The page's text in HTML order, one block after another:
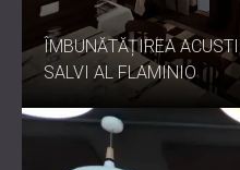
ÎMBUNĂTĂȚIREA
SALVI AL FLAMINIO